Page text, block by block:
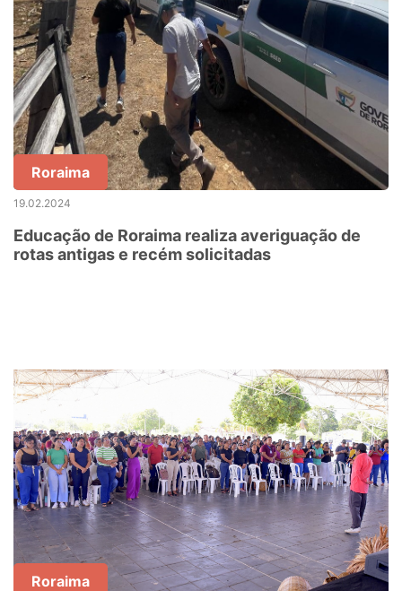
Roraima
19.02.2024
Educação de Roraima realiza averiguação de
rotas antigas e recém solicitadas
Roraima